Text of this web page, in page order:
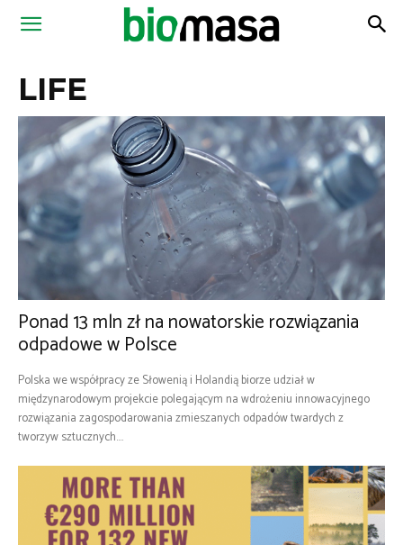
Magazyn
LIFE
Ponad 13 mln zł na nowatorskie rozwiązania
odpadowe w Polsce
Polska we współpracy ze Słowenią i Holandią biorze udział w
międzynarodowym projekcie polegającym na wdrożeniu innowacyjnego
rozwiązania zagospodarowania zmieszanych odpadów twardych z
tworzyw sztucznych....